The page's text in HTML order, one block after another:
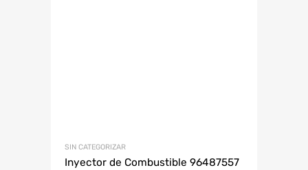
SIN CATEGORIZAR
Inyector de Combustible 96487557